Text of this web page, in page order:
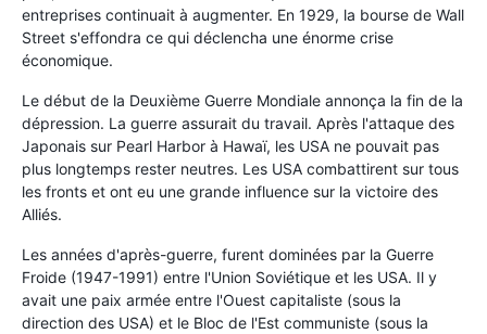
entreprises continuait à augmenter. En 1929, la bourse de Wall
Street s'effondra ce qui déclencha une énorme crise
économique.
Le début de la Deuxième Guerre Mondiale annonça la fin de la
dépression. La guerre assurait du travail. Après l'attaque des
Japonais sur Pearl Harbor à Hawaï, les USA ne pouvait pas
plus longtemps rester neutres. Les USA combattirent sur tous
les fronts et ont eu une grande influence sur la victoire des
Alliés.
Les années d'après-guerre, furent dominées par la Guerre
Froide (1947-1991) entre l'Union Soviétique et les USA. Il y
avait une paix armée entre l'Ouest capitaliste (sous la
direction des USA) et le Bloc de l'Est communiste (sous la